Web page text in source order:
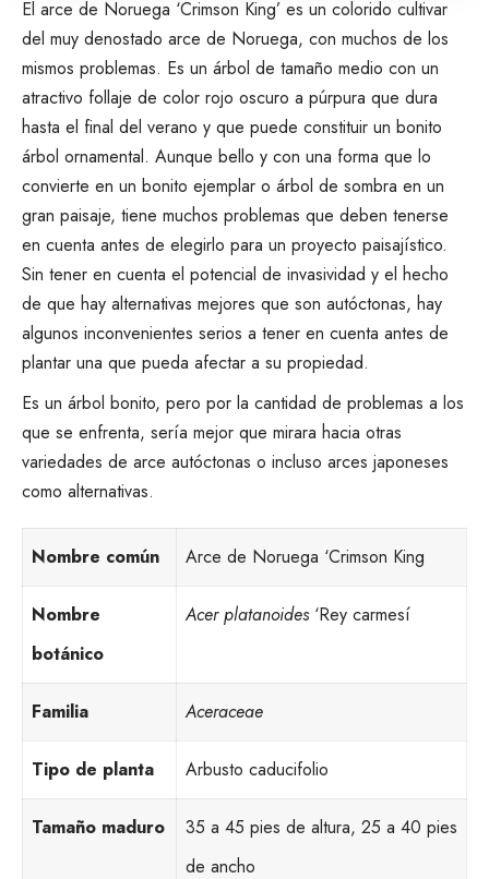
El arce de Noruega ‘Crimson King’ es un colorido cultivar
del muy denostado arce de Noruega, con muchos de los
mismos problemas. Es un árbol de tamaño medio con un
atractivo follaje de color rojo oscuro a púrpura que dura
hasta el final del verano y que puede constituir un bonito
árbol ornamental. Aunque bello y con una forma que lo
convierte en un bonito ejemplar o árbol de sombra en un
gran paisaje, tiene muchos problemas que deben tenerse
en cuenta antes de elegirlo para un proyecto paisajístico.
Sin tener en cuenta el potencial de invasividad y el hecho
de que hay alternativas mejores que son autóctonas, hay
algunos inconvenientes serios a tener en cuenta antes de
plantar una que pueda afectar a su propiedad.
Es un árbol bonito, pero por la cantidad de problemas a los
que se enfrenta, sería mejor que mirara hacia otras
variedades de arce autóctonas o incluso arces japoneses
como alternativas.
Nombre común Arce de Noruega ‘Crimson King
Nombre
botánico
Acer platanoides ‘Rey carmesí
Familia Aceraceae
Tipo de planta Arbusto caducifolio
Tamaño maduro
35 a 45 pies de altura, 25 a 40 pies
de ancho